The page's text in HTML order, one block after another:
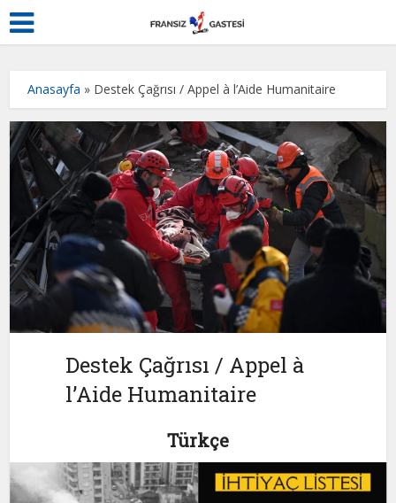
Anasayfa » Destek Çağrısı / Appel à l’Aide Humanitaire
Destek Çağrısı / Appel à
l’Aide Humanitaire
Türkçe